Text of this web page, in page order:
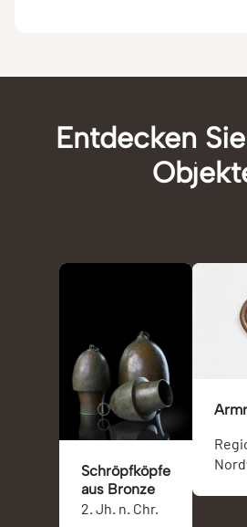
Entdecken
Schröpfköpfe
aus Bronze
2. Jh. n. Chr.